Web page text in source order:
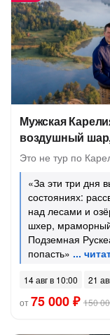
Мужская
воздушный
Это не тур по
«За эти три дня
состояниях:
над лесами и
шхер,
Подземная
попасть»
14 авг в 10:00
21
от75 000 ₽ 150